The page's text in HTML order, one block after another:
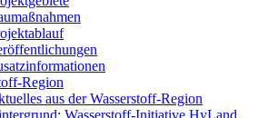
Region
aus der Wasserstoff-Region
Wasserstoff-Initiative HyLand